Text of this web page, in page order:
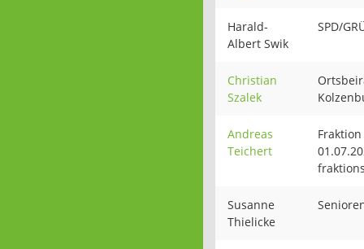
Harald-
Albert Swik
SPD/
Christian
Szalek
Andreas
Teichert
Susanne
Thielicke